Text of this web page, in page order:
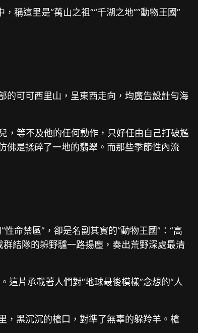
稱這里是“萬山之祖”“千湖之地”“動物王國”
的可可西里山，呈東西走向，均廣告設計勻海
，等不及他的任何動作，只好任由自己打破尷
佛是揉碎了一地的翡翠。而那些季節性內流
性命禁區”，卻是名副其實的“動物王國”：“高
結隊的躲野驢一路揚塵，奏出荒野深處最清
這片承載著人們對“地球最後模樣”念想的“人
，黑沉沉的槍口，對準了無辜的躲羚羊。槍